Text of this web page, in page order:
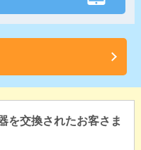
を交換されたお客さま